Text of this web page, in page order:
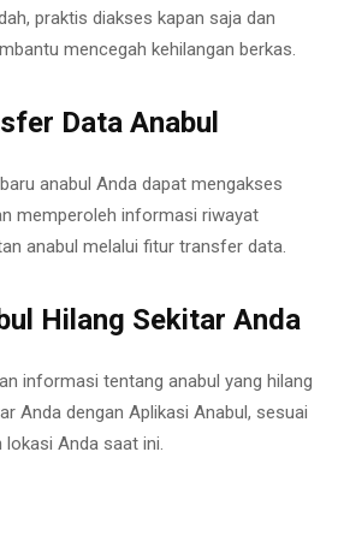
praktis diakses kapan saja dan
mencegah kehilangan berkas.
Data Anabul
anabul Anda dapat mengakses
memperoleh informasi riwayat
anabul melalui fitur transfer data.
Hilang Sekitar Anda
informasi tentang anabul yang hilang
Anda dengan Aplikasi Anabul, sesuai
lokasi Anda saat ini.